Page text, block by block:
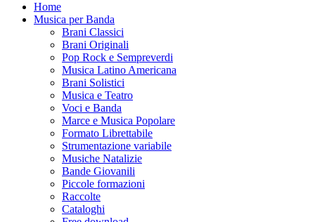
Home
Musica per Banda
Brani Classici
Brani Originali
Pop Rock e Sempreverdi
Musica Latino Americana
Brani Solistici
Musica e Teatro
Voci e Banda
Marce e Musica Popolare
Formato Librettabile
Strumentazione variabile
Musiche Natalizie
Bande Giovanili
Piccole formazioni
Raccolte
Cataloghi